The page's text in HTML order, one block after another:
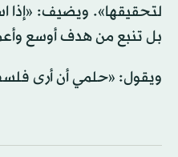
لتحقيقها». ويضيف: «إذا
بل تنبع من هدف أوسع
ويقول: «حلمي أن أرى